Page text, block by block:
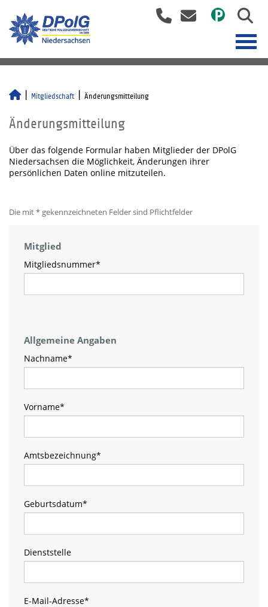
Mitgliedschaft Änderungsmitteilung
Änderungsmitteilung
Über das folgende Formular haben Mitglieder der DPolG
Niedersachsen die Möglichkeit, Änderungen ihrer
persönlichen Daten online mitzuteilen.
Die mit * gekennzeichneten Felder sind Pflichtfelder
Mitglied
Mitgliedsnummer*
Allgemeine Angaben
Nachname*
Vorname*
Amtsbezeichnung*
Geburtsdatum*
Dienststelle
E-Mail-Adresse*